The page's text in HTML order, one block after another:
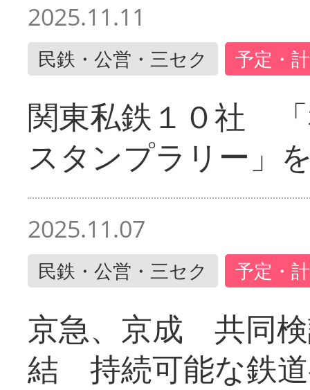
2025.11.11
民鉄・公営・三セク 予定・
関東私鉄１０社
スタンプラリー」
2025.11.07
民鉄・公営・三セク 予定・
京急、京成 共同
結 持続可能な鉄